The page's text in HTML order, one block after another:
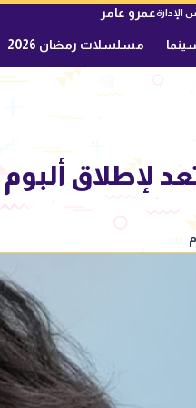
عمرو عامر
مسلسلات رمضان 2026
ألبوم